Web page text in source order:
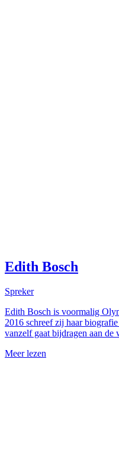
Edith Bosch
Spreker
Edith Bosch is voormalig
2016 schreef zij haar
vanzelf gaat bijdragen aan
Meer lezen